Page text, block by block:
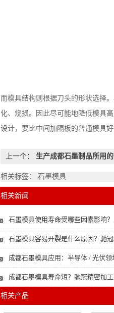
而模具结构则根据刀头的形状选择
化、烧损。因此尽可能地降低模具
设计，要比中间加隔板的普通模具好
上一个： 生产成都石墨制品所用
相关标签： 石墨模具
相关新闻
石墨模具使用寿命受哪些因素影响
石墨模具容易开裂是什么原因？驰
成都石墨模具应用：半导体 / 光伏
成都石墨模具寿命短？驰冠精密加
相关产品